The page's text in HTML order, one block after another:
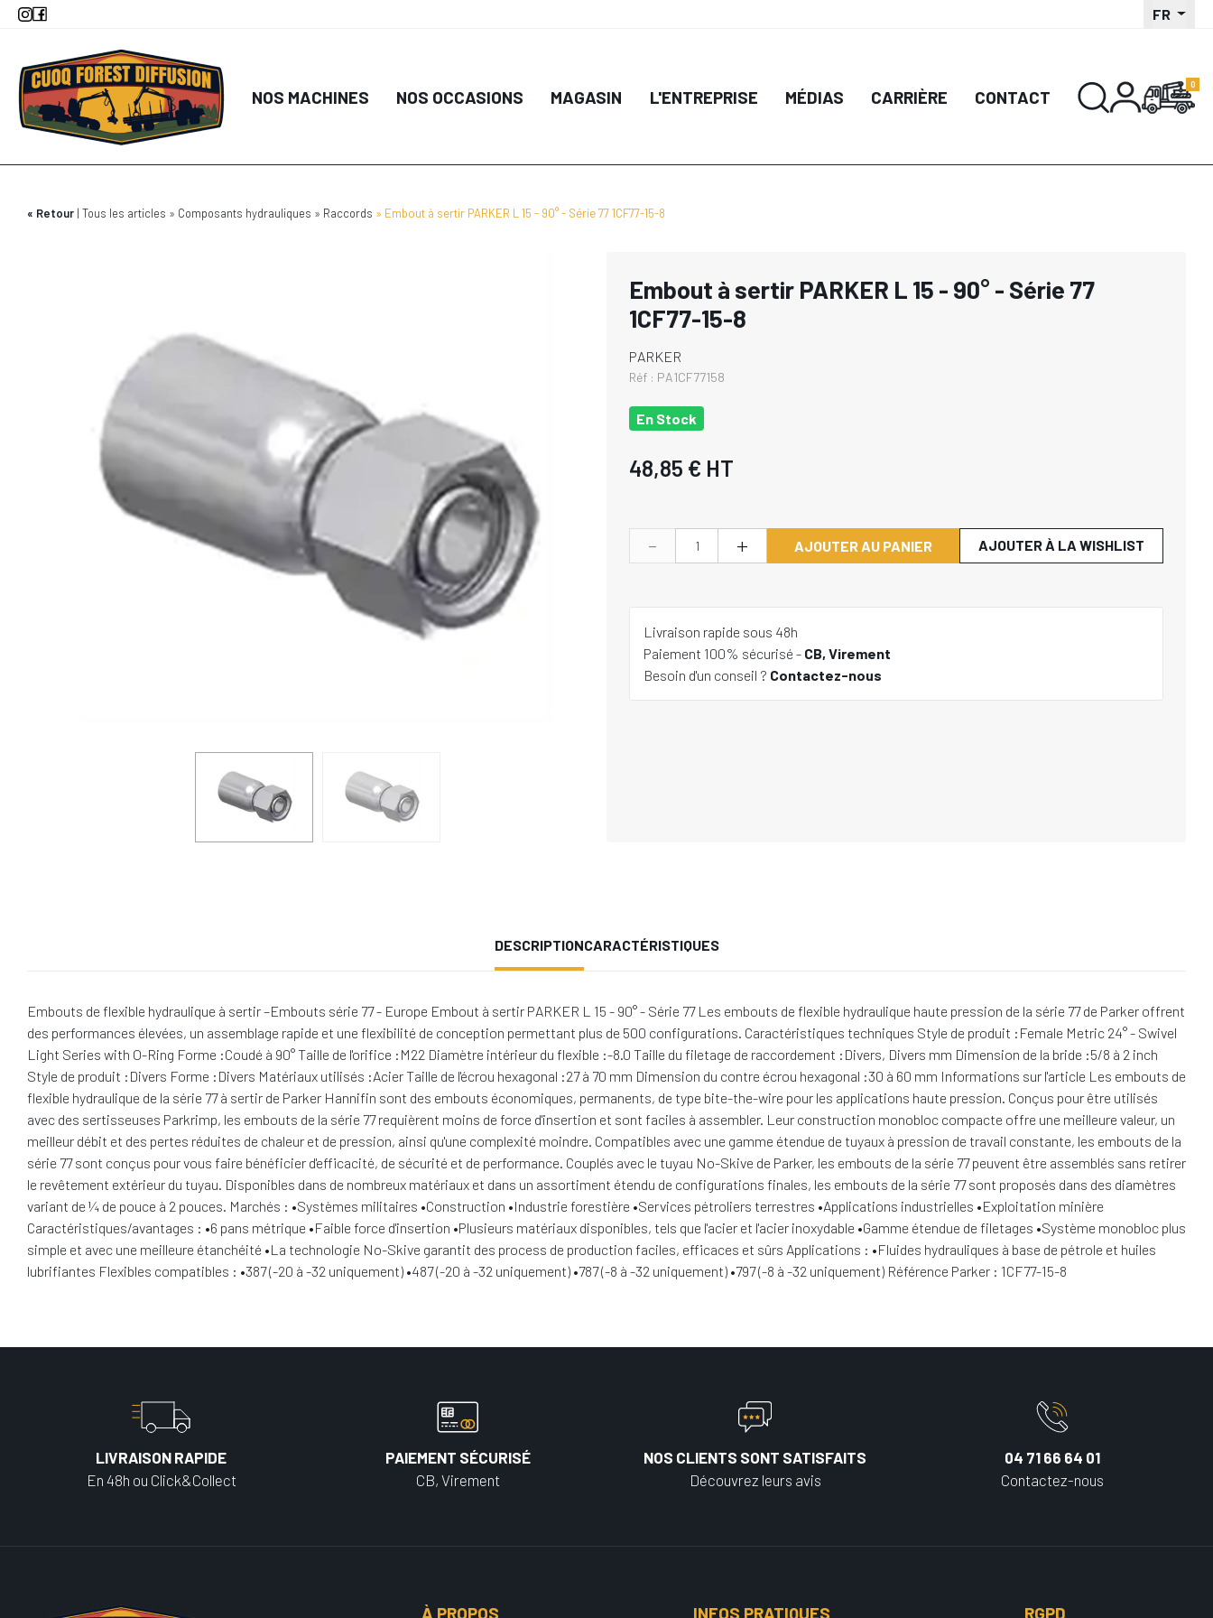
Aller
principal
FR
NOS MACHINES NOS OCCASIONS MAGASIN L'ENTREPRISE MÉDIAS CARRIÈRE CONTACT
Retour Tous les articles Composants hydrauliques Raccords Embout à sertir PARKER L 15 - 90° - Série 77 1CF77-15-8
Embout à sertir PARKER L 15 - 90° - Série 77
1CF77-15-8
PARKER
Réf : PA1CF77158
En Stock
48,85 € HT
- + AJOUTER AU PANIER AJOUTER À LA WISHLIST
Livraison rapide sous 48h
Paiement 100% sécurisé - CB, Virement
Besoin d'un conseil ? Contactez-nous
DESCRIPTIONCARACTÉRISTIQUES
Embouts de flexible hydraulique à sertir –Embouts série 77 - Europe Embout à sertir PARKER L 15 - 90° - Série 77 Les embouts de flexible hydraulique haute pression de la série 77 de Parker offrent
des performances élevées, un assemblage rapide et une flexibilité de conception permettant plus de 500 configurations. Caractéristiques techniques Style de produit :Female Metric 24° - Swivel
Light Series with O-Ring Forme :Coudé à 90° Taille de l'orifice :M22 Diamètre intérieur du flexible :-8.0 Taille du filetage de raccordement :Divers, Divers mm Dimension de la bride :5/8 à 2 inch
Style de produit :Divers Forme :Divers Matériaux utilisés :Acier Taille de l'écrou hexagonal :27 à 70 mm Dimension du contre écrou hexagonal :30 à 60 mm Informations sur l'article Les embouts de
flexible hydraulique de la série 77 à sertir de Parker Hannifin sont des embouts économiques, permanents, de type bite-the-wire pour les applications haute pression. Conçus pour être utilisés
avec des sertisseuses Parkrimp, les embouts de la série 77 requièrent moins de force d'insertion et sont faciles à assembler. Leur construction monobloc compacte offre une meilleure valeur, un
meilleur débit et des pertes réduites de chaleur et de pression, ainsi qu'une complexité moindre. Compatibles avec une gamme étendue de tuyaux à pression de travail constante, les embouts de la
série 77 sont conçus pour vous faire bénéficier d'efficacité, de sécurité et de performance. Couplés avec le tuyau No-Skive de Parker, les embouts de la série 77 peuvent être assemblés sans retirer
le revêtement extérieur du tuyau. Disponibles dans de nombreux matériaux et dans un assortiment étendu de configurations finales, les embouts de la série 77 sont proposés dans des diamètres
variant de ¼ de pouce à 2 pouces. Marchés : •Systèmes militaires •Construction •Industrie forestière •Services pétroliers terrestres •Applications industrielles •Exploitation minière
Caractéristiques/avantages : •6 pans métrique •Faible force d'insertion •Plusieurs matériaux disponibles, tels que l'acier et l'acier inoxydable •Gamme étendue de filetages •Système monobloc plus
simple et avec une meilleure étanchéité •La technologie No-Skive garantit des process de production faciles, efficaces et sûrs Applications : •Fluides hydrauliques à base de pétrole et huiles
lubrifiantes Flexibles compatibles : •387 (-20 à -32 uniquement) •487 (-20 à -32 uniquement) •787 (-8 à -32 uniquement) •797 (-8 à -32 uniquement) Référence Parker : 1CF77-15-8
LIVRAISON RAPIDE
En 48h ou Click&Collect
PAIEMENT SÉCURISÉ
CB, Virement
NOS CLIENTS SONT SATISFAITS
Découvrez leurs avis
04 71 66 64 01
Contactez-nous
À PROPOS INFOS PRATIQUES RGPD